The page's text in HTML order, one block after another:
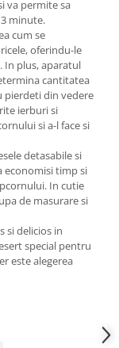
va permite sa
minute.
cum se
oferindu-le
In plus, aparatul
cantitatea
pierdeti din vedere
ierburi si
si a-l face si
detasabile si
economisi timp si
In cutie
de masurare si
si delicios in
special pentru
este alegerea